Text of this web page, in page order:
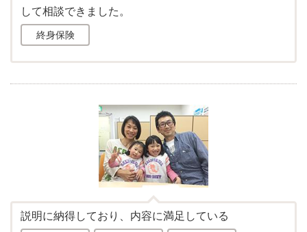
して相談できました。
終身保険
説明に納得しており、内容に満足している